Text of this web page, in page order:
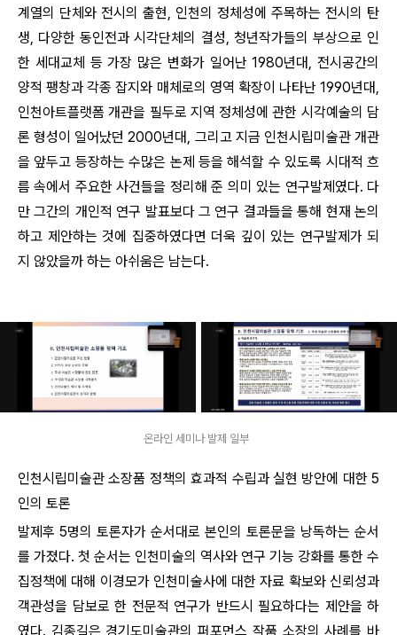
계열의 단체와 전시의 출현, 인천의 정체성에 주목하는 전시의 탄
생, 다양한 동인전과 시각단체의 결성, 청년작가들의 부상으로 인
한 세대교체 등 가장 많은 변화가 일어난 1980년대, 전시공간의
양적 팽창과 각종 잡지와 매체로의 영역 확장이 나타난 1990년대,
인천아트플랫폼 개관을 필두로 지역 정체성에 관한 시각예술의 담
론 형성이 일어났던 2000년대, 그리고 지금 인천시립미술관 개관
을 앞두고 등장하는 수많은 논제 등을 해석할 수 있도록 시대적 흐
름 속에서 주요한 사건들을 정리해 준 의미 있는 연구발제였다. 다
만 그간의 개인적 연구 발표보다 그 연구 결과들을 통해 현재 논의
하고 제안하는 것에 집중하였다면 더욱 깊이 있는 연구발제가 되
지 않았을까 하는 아쉬움은 남는다.
온라인 세미나 발제 일부
인천시립미술관 소장품 정책의 효과적 수립과 실현 방안에 대한 5
인의 토론
발제후 5명의 토론자가 순서대로 본인의 토론문을 낭독하는 순서
를 가졌다. 첫 순서는 인천미술의 역사와 연구 기능 강화를 통한 수
집정책에 대해 이경모가 인천미술사에 대한 자료 확보와 신뢰성과
객관성을 담보로 한 전문적 연구가 반드시 필요하다는 제안을 하
였다. 김종길은 경기도미술관의 퍼포먼스 작품 소장의 사례를 바